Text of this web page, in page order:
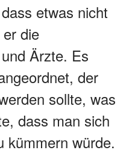
etwas nicht
die
Ärzte. Es
der
sollte, was
dass man sich
kümmern würde.